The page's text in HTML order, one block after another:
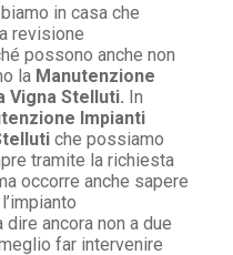
in casa che
revisione
possono anche non
la Manutenzione
Vigna Stelluti. In
Impianti
che possiamo
tramite la richiesta
occorre anche sapere
ancora non a due
far intervenire